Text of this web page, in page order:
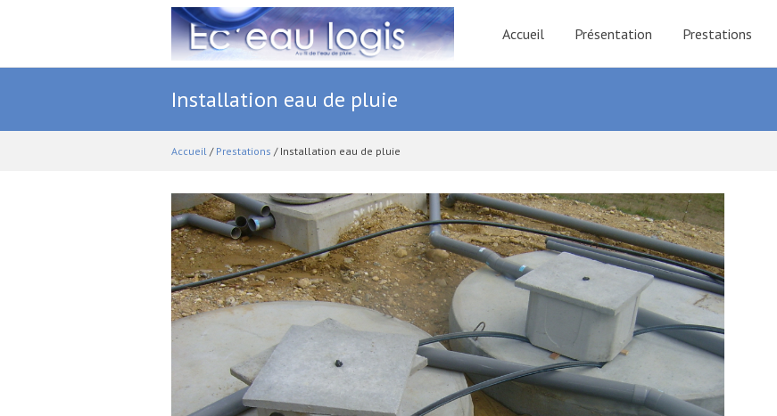
Accueil Présentation Prestations
Installation eau de pluie
Accueil / Prestations / Installation eau de pluie